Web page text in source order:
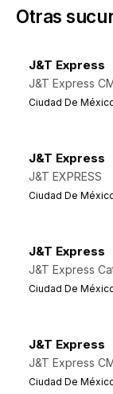
Otras
J&T Express
J&T Express
Ciudad De
J&T Express
J&T EXPRESS
Ciudad De
J&T Express
J&T Express
Ciudad De
J&T Express
J&T Express
Ciudad De